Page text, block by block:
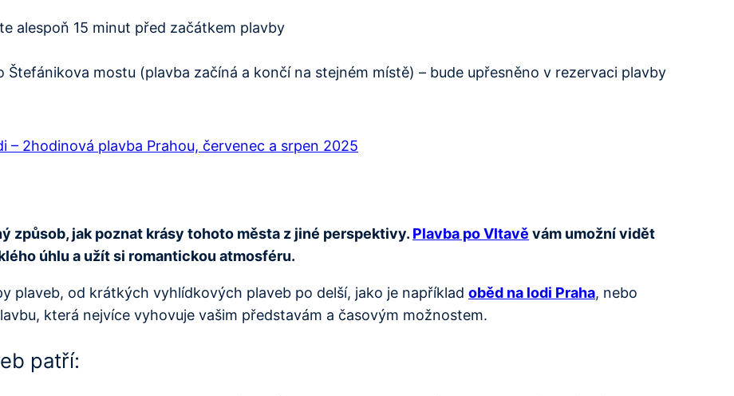
alespoň 15 minut před začátkem plavby
Štefánikova mostu (plavba začíná a končí na stejném místě) – bude upřesněno v rezervaci plavby
– 2hodinová plavba Prahou, červenec a srpen 2025
způsob, jak poznat krásy tohoto města z jiné perspektivy. Plavba po Vltavě vám umožní vidět
úhlu a užít si romantickou atmosféru.
plaveb, od krátkých vyhlídkových plaveb po delší, jako je například oběd na lodi Praha, nebo
která nejvíce vyhovuje vašim představám a časovým možnostem.
patří: